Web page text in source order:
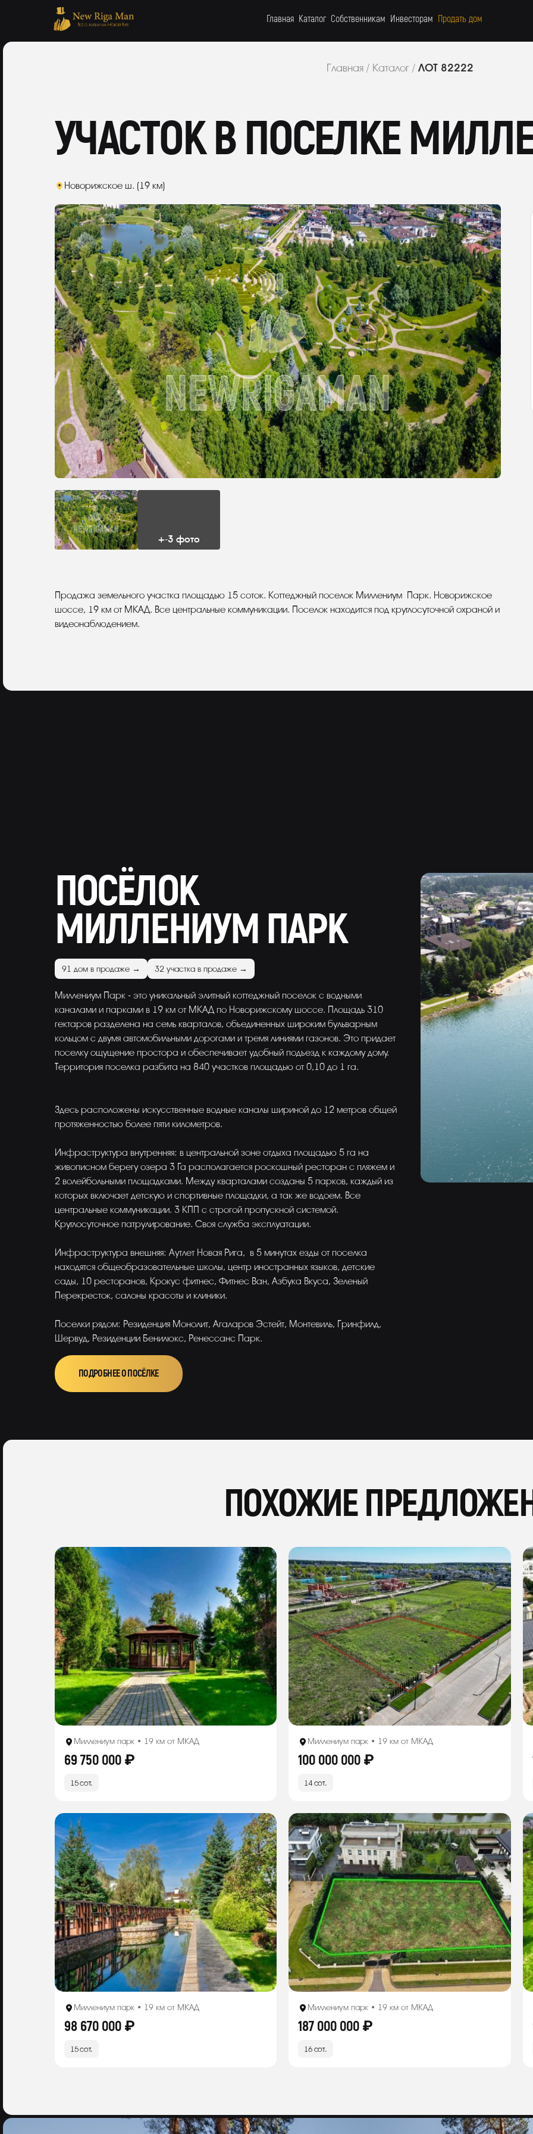
Главная Каталог Собственникам Инвесторам Продать дом
Главная/ Каталог/ ЛОТ 82222
УЧАСТОК В ПОСЕЛКЕ
Новорижское ш. (19 км)
+-3 фото
Описание
Продажа земельного участка площадью 15 соток. Коттеджный поселок Миллениум Парк. Новорижское
шоссе, 19 км от МКАД. Все центральные коммуникации. Поселок находится под круглосуточной охраной и
видеонаблюдением.
ПОСЁЛОК
МИЛЛЕНИУМ ПАРК
91 дом в продаже → 32 участка в продаже →
Миллениум Парк - это уникальный элитный коттеджный поселок с водными
каналами и парками в 19 км от МКАД по Новорижскому шоссе. Площадь 310
гектаров разделена на семь кварталов, объединенных широким бульварным
кольцом с двумя автомобильными дорогами и тремя линиями газонов. Это придает
поселку ощущение простора и обеспечивает удобный подъезд к каждому дому.
Территория поселка разбита на 840 участков площадью от 0,10 до 1 га.
Здесь расположены искусственные водные каналы шириной до 12 метров общей
протяженностью более пяти километров.
Инфраструктура внутренняя: в центральной зоне отдыха площадью 5 га на
живописном берегу озера 3 Га располагается роскошный ресторан с пляжем и
2 волейбольными площадками. Между кварталами созданы 5 парков, каждый из
которых включает детскую и спортивные площадки, а так же водоем. Все
центральные коммуникации. 3 КПП с строгой пропускной системой.
Круглосуточное патрулирование. Своя служба эксплуатации.
Инфраструктура внешняя: Аутлет Новая Рига, в 5 минутах езды от поселка
находятся общеобразовательные школы, центр иностранных языков, детские
сады, 10 ресторанов, Крокус фитнес, Фитнес Ван, Азбука Вкуса, Зеленый
Перекресток, салоны красоты и клиники.
Поселки рядом: Резиденция Монолит, Агаларов Эстейт, Монтевиль, Гринфилд,
Шервуд, Резиденции Бенилюкс, Ренессанс Парк.
ПОДРОБНЕЕ О ПОСЁЛКЕ
ПОХОЖИЕ
Миллениум парк • 19 км от МКАД
69 750 000 ₽
15 сот.
Миллениум парк • 19 км от МКАД
100 000 000 ₽
14 сот.
Миллениум парк • 19 км от МКАД
98 670 000 ₽
15 сот.
Миллениум парк • 19 км от МКАД
187 000 000 ₽
16 сот.